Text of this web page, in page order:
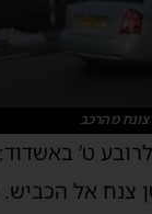
מהרכב
ט’
צנח אל